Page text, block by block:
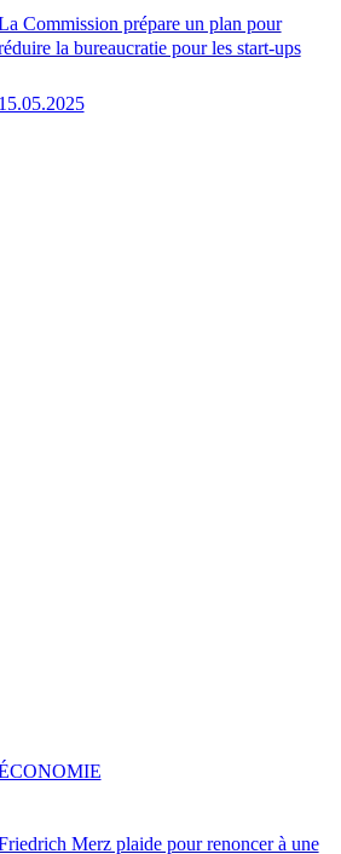
Commission prépare un plan pour
la bureaucratie pour les start-ups
Merz plaide pour renoncer à une